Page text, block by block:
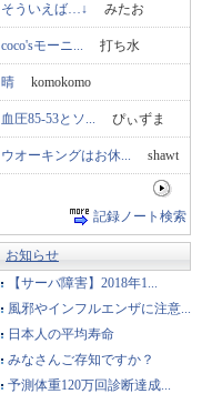
そういえば…↓ みたお
coco'sモーニ... 打ち水
晴 komokomo
血圧85-53とソ... ぴぃずま
ウオーキングはお休... shawt
記録ノート検索
お知らせ
【サーバ障害】2018年1...
風邪やインフルエンザに注意...
日本人の平均寿命
みなさんご存知ですか？
予測体重120万回診断達成...